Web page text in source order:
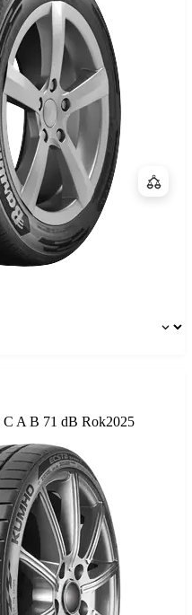
Etykieta:
C A B 71 dB Rok2025